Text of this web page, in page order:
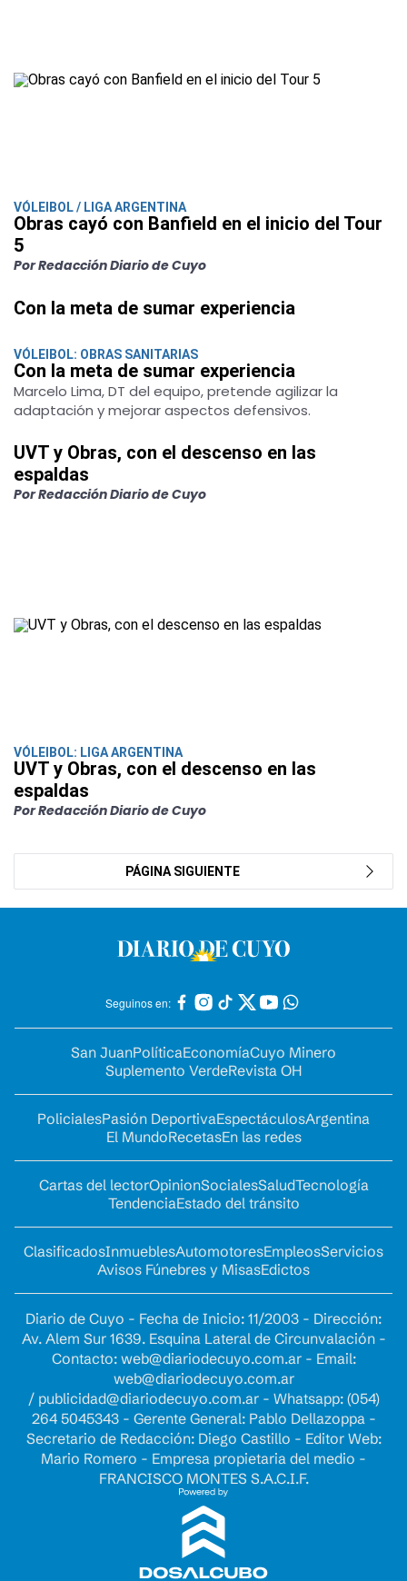
VÓLEIBOL / LIGA ARGENTINA
Obras cayó con Banfield en el inicio del Tour
5
Por Redacción Diario de Cuyo
Con la meta de sumar experiencia
VÓLEIBOL: OBRAS SANITARIAS
Con la meta de sumar experiencia
Marcelo Lima, DT del equipo, pretende agilizar la
adaptación y mejorar aspectos defensivos.
UVT y Obras, con el descenso en las
espaldas
Por Redacción Diario de Cuyo
VÓLEIBOL: LIGA ARGENTINA
UVT y Obras, con el descenso en las
espaldas
Por Redacción Diario de Cuyo
PÁGINA SIGUIENTE
Seguinos en:
San JuanPolíticaEconomíaCuyo Minero
Suplemento VerdeRevista OH
PolicialesPasión DeportivaEspectáculosArgentina
El MundoRecetasEn las redes
Cartas del lectorOpinionSocialesSaludTecnología
TendenciaEstado del tránsito
ClasificadosInmueblesAutomotoresEmpleosServicios
Avisos Fúnebres y MisasEdictos
Diario de Cuyo - Fecha de Inicio: 11/2003 - Dirección:
Av. Alem Sur 1639. Esquina Lateral de Circunvalación -
Contacto: web@diariodecuyo.com.ar- Email:
web@diariodecuyo.com.ar
/ publicidad@diariodecuyo.com.ar- Whatsapp: (054)
264 5045343 - Gerente General: Pablo Dellazoppa -
Secretario de Redacción: Diego Castillo - Editor Web:
Mario Romero - Empresa propietaria del medio -
FRANCISCO MONTES S.A.C.I.F.